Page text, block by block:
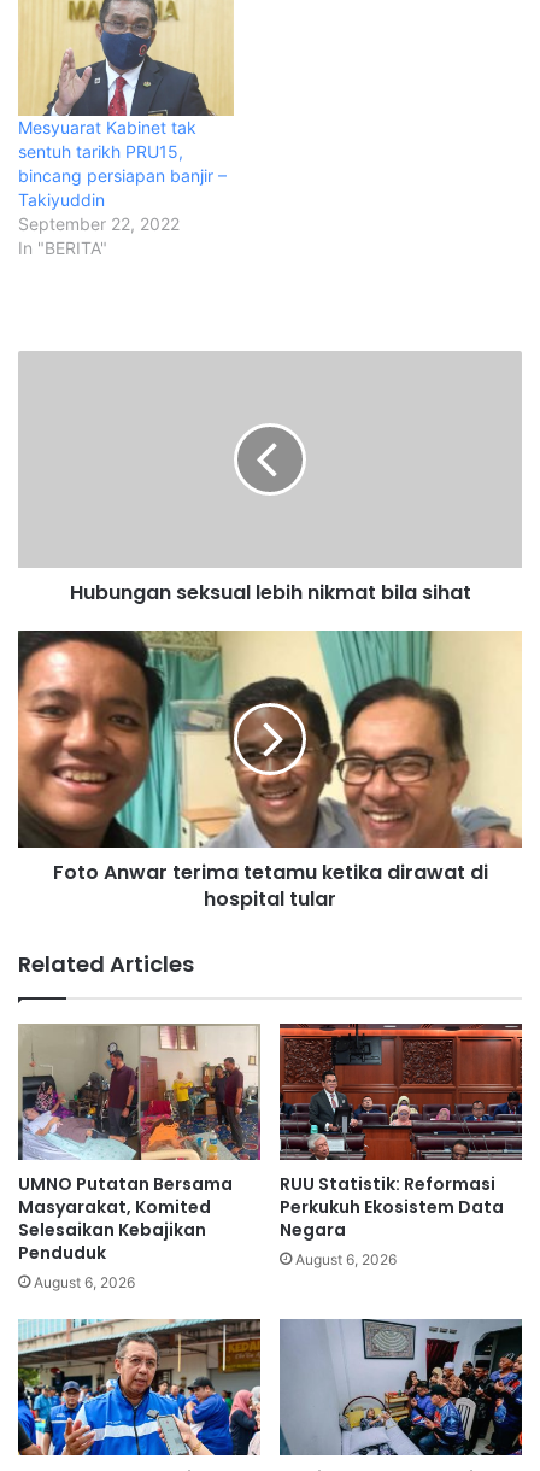
Mesyuarat Kabinet tak
sentuh tarikh PRU15,
bincang persiapan banjir –
Takiyuddin
September 22, 2022
In "BERITA"
s
u
a
l
b
h
a
t
b
a
s
i
h
a
t
Hubungan seksual lebih nikmat bila sihat
o
t
o
A
w
r
m
a
t
t
a
m
u
k
e
t
i
k
d
i
r
a
w
a
Foto Anwar terima tetamu ketika dirawat di
hospital tular
Related Articles
UMNO Putatan Bersama
Masyarakat, Komited
Selesaikan Kebajikan
Penduduk
August 6, 2026
RUU Statistik: Reformasi
Perkukuh Ekosistem Data
Negara
August 6, 2026